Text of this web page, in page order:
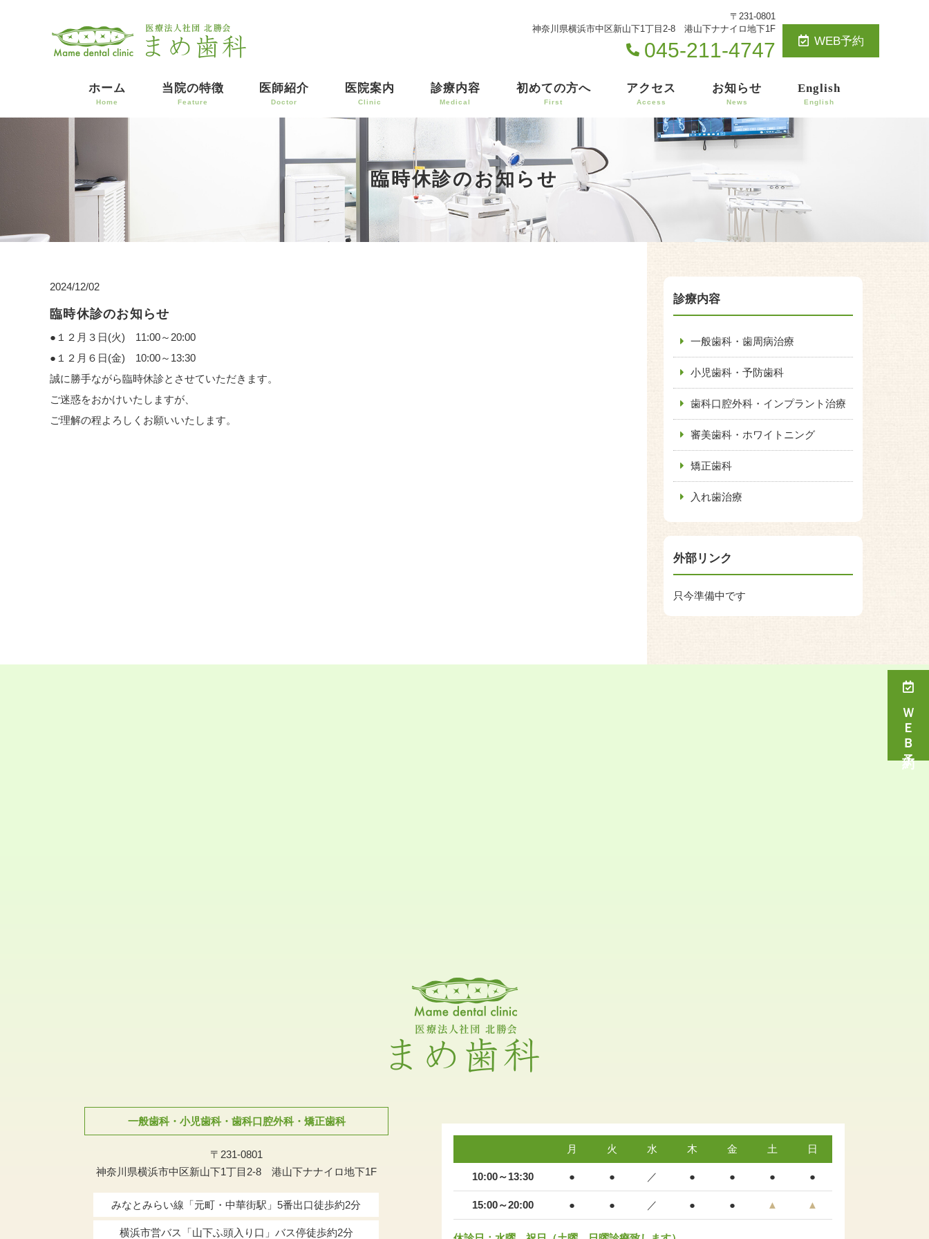
〒231-0801
神奈川県横浜市中区新山下1丁目2-8 港山下ナナイロ地下1F
045-211-4747 WEB予約
ホーム
Home
当院の特徴
Feature
医師紹介
Doctor
医院案内
Clinic
診療内容
Medical
初めての方へ
First
アクセス
Access
お知らせ
News
English
English
ＷＥＢ予約
臨時休診のお知らせ
2024/12/02
臨時休診のお知らせ
●１２月３日(火) 11:00～20:00
●１２月６日(金) 10:00～13:30
誠に勝手ながら臨時休診とさせていただきます。
ご迷惑をおかけいたしますが、
ご理解の程よろしくお願いいたします。
診療内容
一般歯科・歯周病治療
小児歯科・予防歯科
歯科口腔外科・インプラント治療
審美歯科・ホワイトニング
矯正歯科
入れ歯治療
外部リンク
只今準備中です
一般歯科・小児歯科・歯科口腔外科・矯正歯科
〒231-0801
神奈川県横浜市中区新山下1丁目2-8 港山下ナナイロ地下1F
みなとみらい線「元町・中華街駅」5番出口徒歩約2分
横浜市営バス「山下ふ頭入り口」バス停徒歩約2分
月 火 水 木 金 土 日
10:00～13:30 ● ● ／ ● ● ● ●
15:00～20:00 ● ● ／ ● ● ▲ ▲